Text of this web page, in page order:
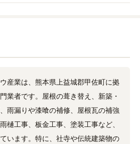
産業は、熊本県上益城郡甲佐町に拠
業者です。屋根の葺き替え、新築・
雨漏りや漆喰の補修、屋根瓦の補強
樋工事、板金工事、塗装工事など、
います。特に、社寺や伝統建築物の